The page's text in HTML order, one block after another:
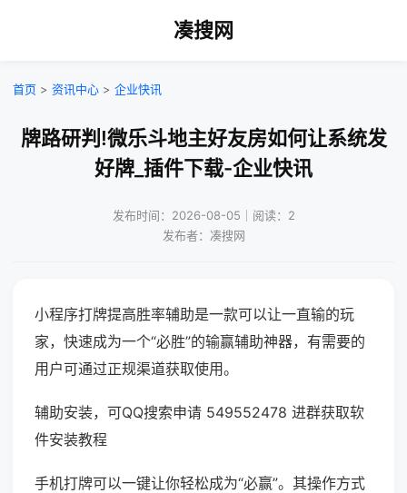
凑搜网
首页 > 资讯中心 > 企业快讯
牌路研判!微乐斗地主好友房如何让系统发
好牌_插件下载-企业快讯
发布时间：2026-08-05｜阅读：2
发布者：凑搜网
小程序打牌提高胜率辅助是一款可以让一直输的玩
家，快速成为一个“必胜”的输赢辅助神器，有需要的
用户可通过正规渠道获取使用。
辅助安装，可QQ搜索申请 549552478 进群获取软
件安装教程
手机打牌可以一键让你轻松成为“必赢”。其操作方式